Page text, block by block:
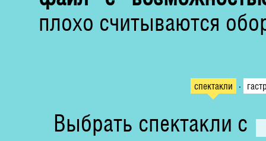
плохо считываются
спектакли ·
Выбрать спектакли с